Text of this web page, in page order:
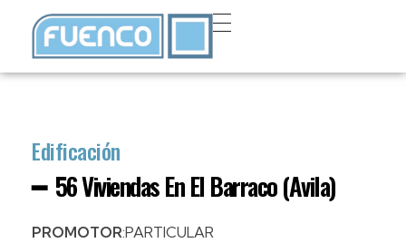
Edificación
━ 56 Viviendas En El Barraco (Avila)
PROMOTOR:PARTICULAR